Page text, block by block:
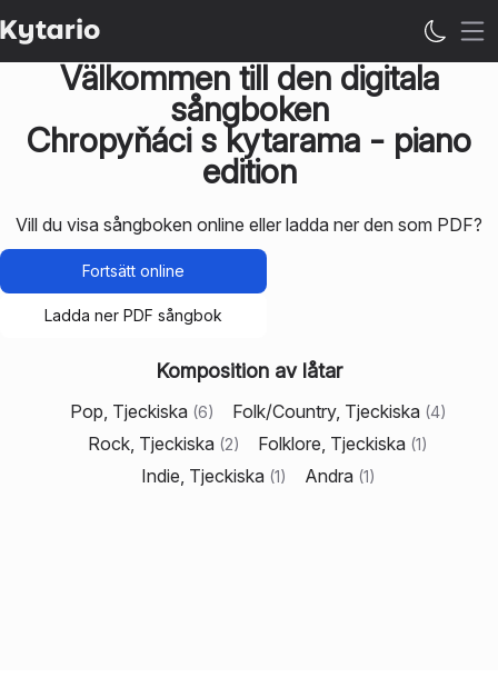
Välkommen till den digitala
sångboken
Chropyňáci s kytarama - piano
edition
Vill du visa sångboken online eller ladda ner den som PDF?
Fortsätt online
Ladda ner PDF sångbok
Komposition av låtar
Pop, Tjeckiska (6) Folk/Country, Tjeckiska (4)
Rock, Tjeckiska (2) Folklore, Tjeckiska (1)
Indie, Tjeckiska (1) Andra (1)